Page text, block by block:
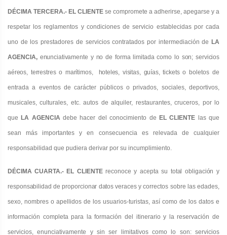
DÉCIMA TERCERA.- EL CLIENTE se compromete a adherirse, apegarse y a
respetar los reglamentos y condiciones de servicio establecidas por cada
uno de los prestadores de servicios contratados por intermediación de LA
AGENCIA, enunciativamente y no de forma limitada como lo son; servicios
aéreos, terrestres o marítimos, hoteles, visitas, guías, ticketso boletos de
entrada a eventos de carácter públicos o privados, sociales, deportivos,
musicales, culturales, etc. autos de alquiler, restaurantes, cruceros, por lo
que LA AGENCIAdebe hacer del conocimiento de EL CLIENTE las que
sean más importantes y en consecuencia es relevada de cualquier
responsabilidad que pudiera derivar por su incumplimiento.
DÉCIMA CUARTA.- EL CLIENTEreconoce y acepta su total obligación y
responsabilidad de proporcionar datos veraces ycorrectos sobre las edades,
sexo, nombres o apellidos de los usuarios-turistas, así como de los datos e
información completa para la formación del itinerario y la reservación de
servicios, enunciativamente y sin ser limitativos como lo son: servicios